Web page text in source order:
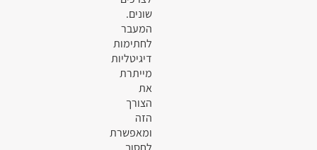
שונים.
המעבר
לחתימות
דיגיטליות
מייתרת
את
הצורך
הזה
ומאפשרת